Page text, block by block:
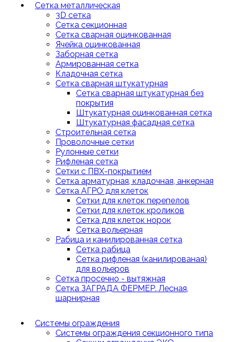
Сетка металлическая
3D сетка
Cетка cекционная
Сетка сварная оцинкованная
Ячейка оцинкованная
Заборная сетка
Армированная сетка
Кладочная сетка
Сетка сварная штукатурная
Сетка сварная штукатурная без
покрытия
Штукатурная оцинкованная сетка
Штукатурная фасадная сетка
Строительная сетка
Проволочные сетки
Рулонные сетки
Рифленая сетка
Сетки с ПВХ-покрытием
Сетка арматурная, кладочная, анкерная
Сетка АГРО для клеток
Сетки для клеток перепелов
Сетки для клеток кроликов
Сетка для клеток норок
Сетка вольерная
Рабица и канилированная сетка
Сетка рабица
Сетка рифленая (канилированая)
для вольеров
Сетка просечно - вытяжная
Сетка ЗАГРАДА ФЕРМЕР. Лесная,
шарнирная
Системы ограждения
Системы ограждения секционного типа